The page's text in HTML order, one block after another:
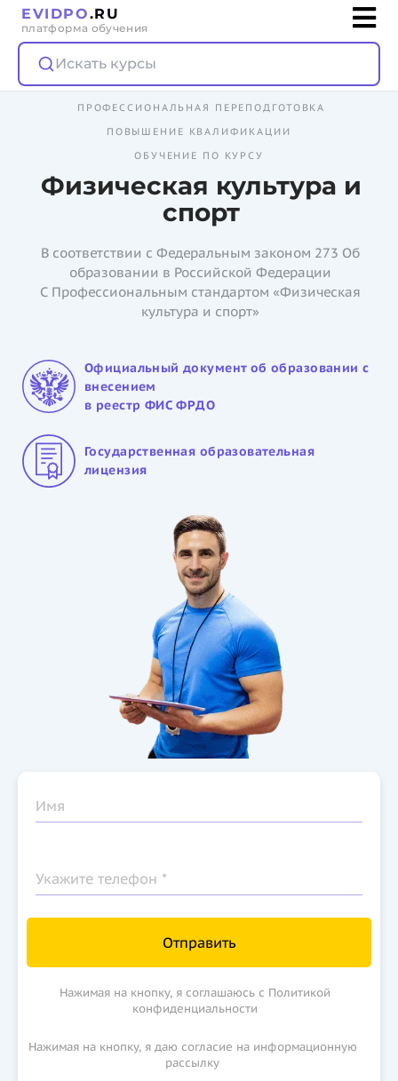
EVIDPO.RU
платформа обучения
Искать курсы
ПРОФЕССИОНАЛЬНАЯ ПЕРЕПОДГОТОВКА
ПОВЫШЕНИЕ КВАЛИФИКАЦИИ
ОБУЧЕНИЕ ПО КУРСУ
Физическая культура и
спорт
В соответствии с Федеральным законом 273 Об
образовании в Российской Федерации
С Профессиональным стандартом «Физическая
культура и спорт»
Официальный документ об образовании с
внесением
в реестр ФИС ФРДО
Государственная образовательная
лицензия
Имя
Укажите телефон *
Отправить
Нажимая на кнопку, я соглашаюсь с Политикой
конфиденциальности
Нажимая на кнопку, я даю согласие на информационную
рассылку